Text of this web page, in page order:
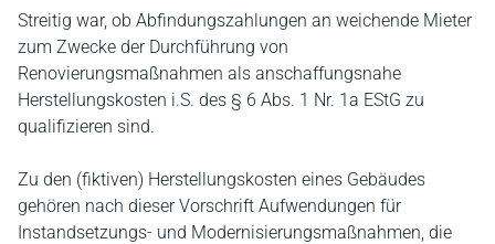
Streitig war, ob Abfindungszahlungen an weichende Mieter
zum Zwecke der Durchführung von
Renovierungsmaßnahmen als anschaffungsnahe
Herstellungskosten i.S. des § 6 Abs. 1 Nr. 1a EStG zu
qualifizieren sind.
Zu den (fiktiven) Herstellungskosten eines Gebäudes
gehören nach dieser Vorschrift Aufwendungen für
Instandsetzungs- und Modernisierungsmaßnahmen, die